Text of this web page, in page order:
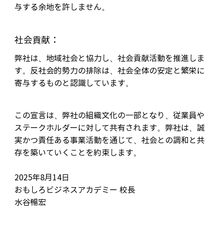
与する余地を許しません。
社会貢献：
弊社は、地域社会と協力し、社会貢献活動を推進しま
す。反社会的勢力の排除は、社会全体の安定と繁栄に
寄与するものと認識しています。
この宣言は、弊社の組織文化の一部となり、従業員や
ステークホルダーに対して共有されます。弊社は、誠
実かつ責任ある事業活動を通じて、社会との調和と共
存を築いていくことを約束します。
2025年8月14日
おもしろビジネスアカデミー 校長
水谷暢宏